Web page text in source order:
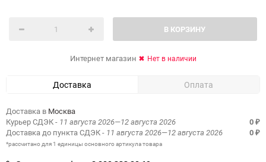
В КОРЗИНУ
Интернет магазин Нет в наличии
Доставка Оплата
Доставка в Москва
Курьер СДЭК- 11 августа 2026—12 августа 2026 0 ₽
Доставка до пункта СДЭК- 11 августа 2026—12 августа 2026 0 ₽
*рассчитано для 1 единицы основного артикула товара